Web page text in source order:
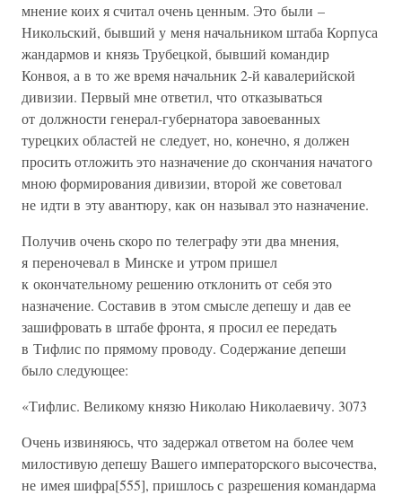
мнение коих я считал очень ценным. Это были –
Никольский, бывший у меня начальником штаба Корпуса
жандармов и князь Трубецкой, бывший командир
Конвоя, а в то же время начальник 2-й кавалерийской
дивизии. Первый мне ответил, что отказываться
от должности генерал-губернатора завоеванных
турецких областей не следует, но, конечно, я должен
просить отложить это назначение до скончания начатого
мною формирования дивизии, второй же советовал
не идти в эту авантюру, как он называл это назначение.
Получив очень скоро по телеграфу эти два мнения,
я переночевал в Минске и утром пришел
к окончательному решению отклонить от себя это
назначение. Составив в этом смысле депешу и дав ее
зашифровать в штабе фронта, я просил ее передать
в Тифлис по прямому проводу. Содержание депеши
было следующее:
«Тифлис. Великому князю Николаю Николаевичу. 3073
Очень извиняюсь, что задержал ответом на более чем
милостивую депешу Вашего императорского высочества,
не имея шифра[555], пришлось с разрешения командарма